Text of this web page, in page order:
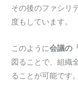
その後のファシリ
度もしています。
このように会議の
図ることで、組織
ることが可能です。